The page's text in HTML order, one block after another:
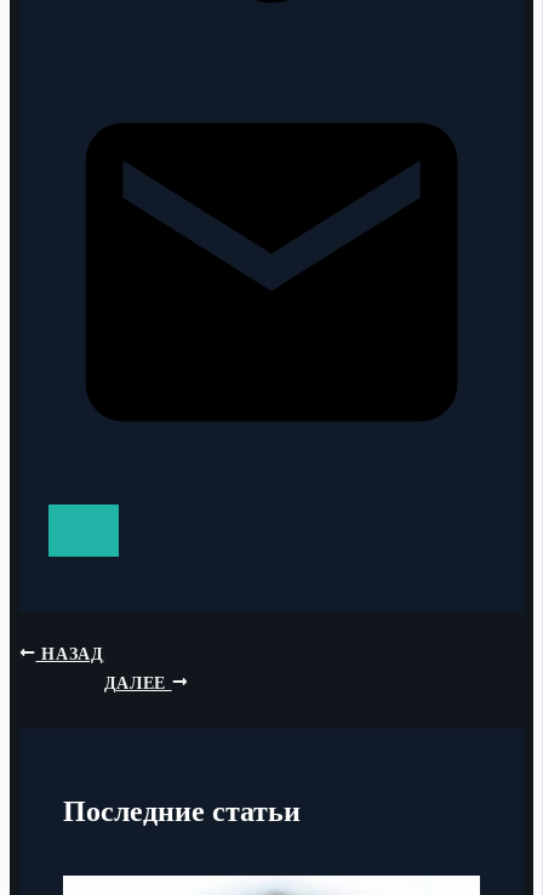
НАЗАД
ДАЛЕЕ
Последние статьи